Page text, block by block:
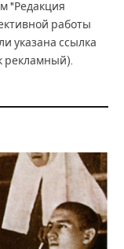
"Редакция
работы
указана ссылка
рекламный).